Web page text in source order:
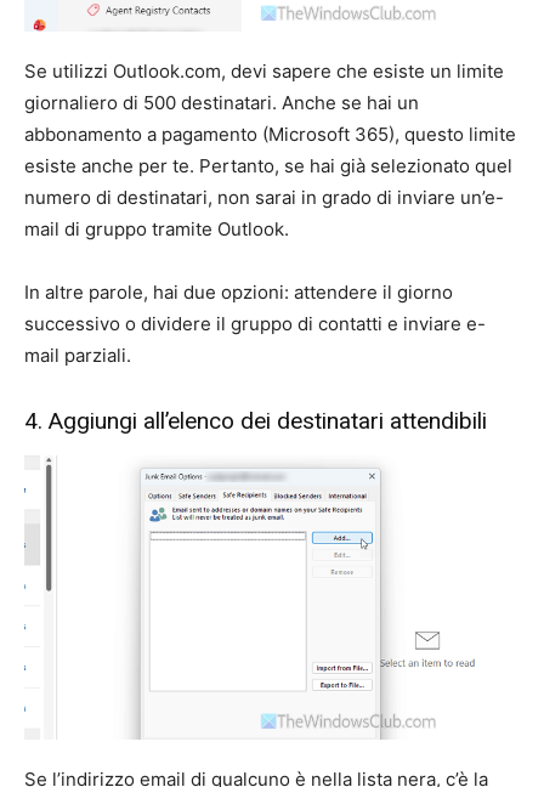
Se utilizzi Outlook.com, devi sapere che esiste un limite
giornaliero di 500 destinatari. Anche se hai un
abbonamento a pagamento (Microsoft 365), questo limite
esiste anche per te. Pertanto, se hai già selezionato quel
numero di destinatari, non sarai in grado di inviare un’e-
mail di gruppo tramite Outlook.
In altre parole, hai due opzioni: attendere il giorno
successivo o dividere il gruppo di contatti e inviare e-
mail parziali.
4. Aggiungi all’elenco dei destinatari attendibili
Se l’indirizzo email di qualcuno è nella lista nera, c’è la